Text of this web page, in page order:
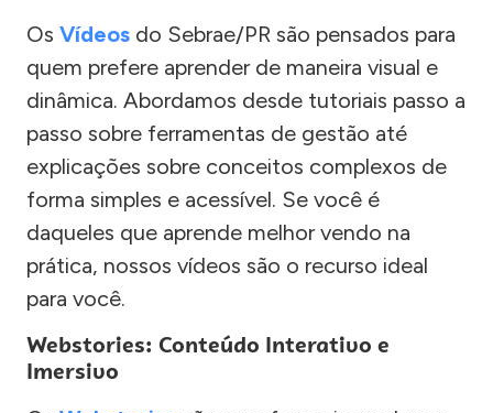
Os Vídeos do Sebrae/PR são pensados para
quem prefere aprender de maneira visual e
dinâmica. Abordamos desde tutoriais passo a
passo sobre ferramentas de gestão até
explicações sobre conceitos complexos de
forma simples e acessível. Se você é
daqueles que aprende melhor vendo na
prática, nossos vídeos são o recurso ideal
para você.
Webstories: Conteúdo Interativo e
Imersivo